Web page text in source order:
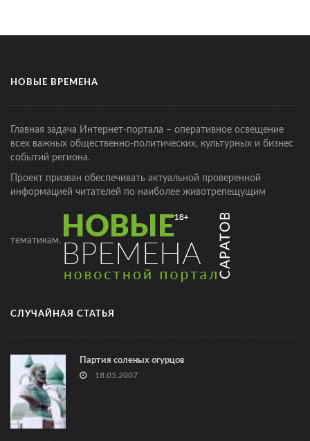
НОВЫЕ ВРЕМЕНА
Главная задача Интернет-портала – оперативное освещение
всех важных общественно-политических, культурных и бизнес
событий региона.
Проект призван обеспечивать актуальной проверенной
информацией читателей по наиболее животрепещущим
тематикам.
СЛУЧАЙНАЯ СТАТЬЯ
Партия соленых огурцов
18.05.2007